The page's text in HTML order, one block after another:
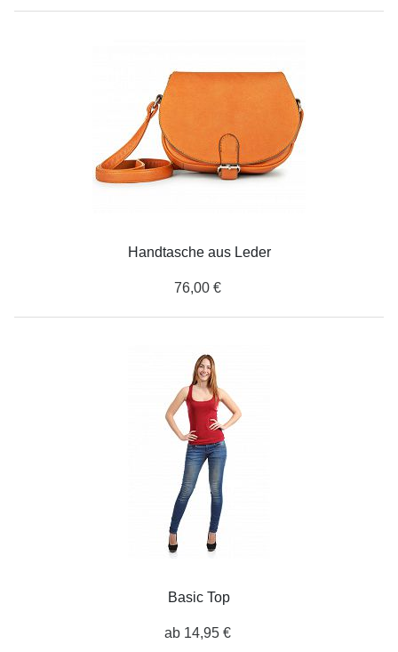
Handtasche aus Leder
76,00 €
Basic Top
ab 14,95 €